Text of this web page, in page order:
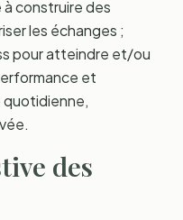
à construire des
les échanges ;
pour atteindre et/ou
et
quotidienne,
des